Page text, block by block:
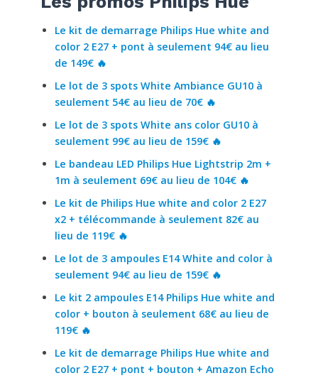
Le kit de demarrage Philips Hue white and
color 2 E27 + pont à seulement 94€ au lieu
de 149€ 🔥
Le lot de 3 spots White Ambiance GU10 à
seulement 54€ au lieu de 70€ 🔥
Le lot de 3 spots White ans color GU10 à
seulement 99€ au lieu de 159€ 🔥
Le bandeau LED Philips Hue Lightstrip 2m +
1m à seulement 69€ au lieu de 104€ 🔥
Le kit de Philips Hue white and color 2 E27
x2 + télécommande à seulement 82€ au
lieu de 119€ 🔥
Le lot de 3 ampoules E14 White and color à
seulement 94€ au lieu de 159€ 🔥
Le kit 2 ampoules E14 Philips Hue white and
color + bouton à seulement 68€ au lieu de
119€ 🔥
Le kit de demarrage Philips Hue white and
color 2 E27 + pont + bouton + Amazon Echo